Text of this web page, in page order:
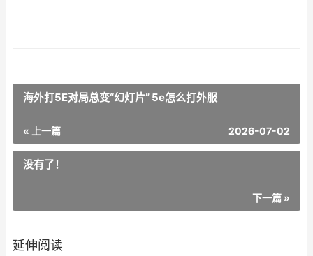
海外打5E对局总变“幻灯片” 5e怎么打外服
« 上一篇 2026-07-02
没有了！
下一篇 »
延伸阅读